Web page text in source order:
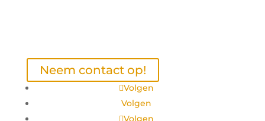
Neem contact op!
Volgen
Volgen
Volgen